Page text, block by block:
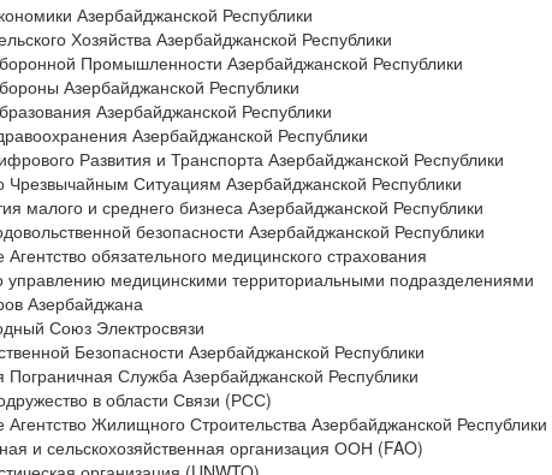
Азербайджанской Республики
Хозяйства Азербайджанской Республики
Промышленности Азербайджанской Республики
Азербайджанской Республики
Азербайджанской Республики
Азербайджанской Республики
Развития и Транспорта Азербайджанской Республики
Чрезвычайным Ситуациям Азербайджанской Республики
малого и среднего бизнеса Азербайджанской Республики
безопасности Азербайджанской Республики
Агентство обязательного медицинского страхования
медицинскими территориальными подразделениями
Азербайджана
Союз Электросвязи
Безопасности Азербайджанской Республики
Пограничная Служба Азербайджанской Республики
в области Связи (РСС)
Агентство Жилищного Строительства Азербайджанской Республики
и сельскохозяйственная организация ООН (FAO)